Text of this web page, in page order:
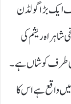
ایک بڑا گولڈن
ریشم کی
طرف کوشاں ہے ۔
واقع ہے اس کا